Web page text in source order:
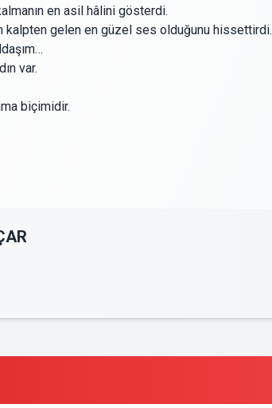
en asil hâlini gösterdi.
kalpten gelen en güzel ses olduğunu hissettirdi.
var.
biçimidir.